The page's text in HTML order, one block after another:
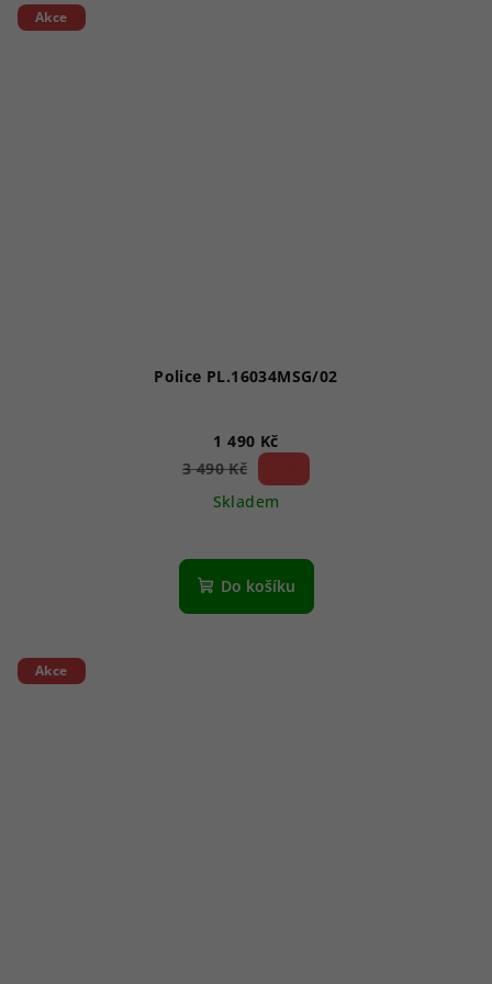
Akce
Police PL.16034MSG/02
1 490 Kč
3 490 Kč
Skladem
Do košíku
Akce